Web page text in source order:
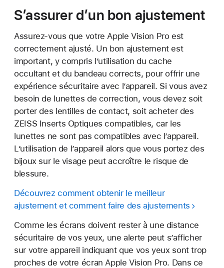
S’assurer d’un bon ajustement
Assurez-vous que votre Apple Vision Pro est
correctement ajusté. Un bon ajustement est
important, y compris l’utilisation du cache
occultant et du bandeau corrects, pour offrir une
expérience sécuritaire avec l’appareil. Si vous avez
besoin de lunettes de correction, vous devez soit
porter des lentilles de contact, soit acheter des
ZEISS Inserts Optiques compatibles, car les
lunettes ne sont pas compatibles avec l’appareil.
L’utilisation de l’appareil alors que vous portez des
bijoux sur le visage peut accroître le risque de
blessure.
Découvrez comment obtenir le meilleur
ajustement et comment faire des ajustements
Comme les écrans doivent rester à une distance
sécuritaire de vos yeux, une alerte peut s’afficher
sur votre appareil indiquant que vos yeux sont trop
proches de votre écran Apple Vision Pro. Dans ce